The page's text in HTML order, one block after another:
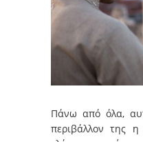
Πάνω από όλα,
περιβάλλον της